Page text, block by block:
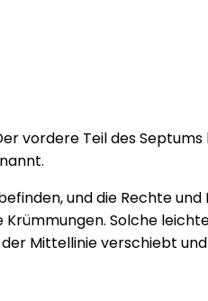
vordere Teil des
und die Rechte
Solche
Mittellinie verschiebt